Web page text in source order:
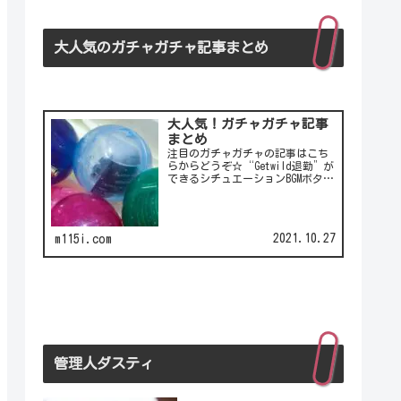
大人気のガチャガチャ記事まとめ
大人気！ガチャガチャ記事
まとめ
注目のガチャガチャの記事はこち
らからどうぞ☆“Getwild退勤”が
できるシチュエーションBGMボタ
m115i.com 2021.10.27
管理人ダスティ